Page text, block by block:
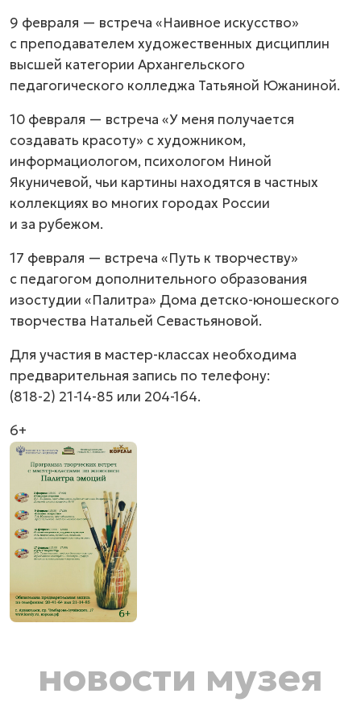
9 февраля — встреча «Наивное искусство»
с преподавателем художественных дисциплин
высшей категории Архангельского
педагогического колледжа Татьяной Южаниной.
10 февраля — встреча «У меня получается
создавать красоту» с художником,
информациологом, психологом Ниной
Якуничевой, чьи картины находятся в частных
коллекциях во многих городах России
и за рубежом.
17 февраля — встреча «Путь к творчеству»
с педагогом дополнительного образования
изостудии «Палитра» Дома детско-юношеского
творчества Натальей Севастьяновой.
Для участия в мастер-классах необходима
предварительная запись по телефону:
(818-2) 21-14-85 или 204-164.
6+
новости музея